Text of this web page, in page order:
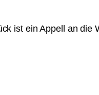
ist ein Appell an die